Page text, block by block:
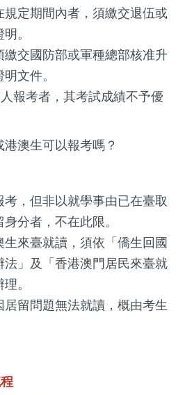
規定期間內者，須繳交退伍或
。
繳交國防部或軍種總部核准升
文件。
報考者，其考試成績不予優
澳生可以報考嗎？
考，但非以就學事由已在臺取
分者，不在此限。
生來臺就讀，須依「僑生回國
法」及「香港澳門居民來臺就
。
居留問題無法就讀，概由考生